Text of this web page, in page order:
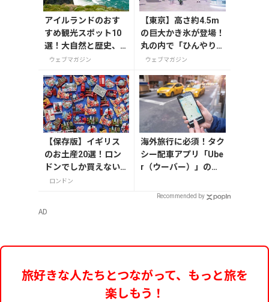
アイルランドのおす
すめ観光スポット10
選！大自然と歴史、
ウイスキーを楽しむ
ウェブマガジン
【東京】高さ約4.5m
の巨大かき氷が登場！
丸の内で「ひんやりＫ
ＩＴＴＥ」が8月7日
ウェブマガジン
【保存版】イギリス
のお土産20選！ロン
ドンでしか買えない
雑貨/お菓子/紅茶まで
ロンドン
海外旅行に必須！タク
シー配車アプリ「Ube
r（ウーバー）」の登
Recommended by
AD
旅好きな人たちとつながって、もっと旅を
楽しもう！